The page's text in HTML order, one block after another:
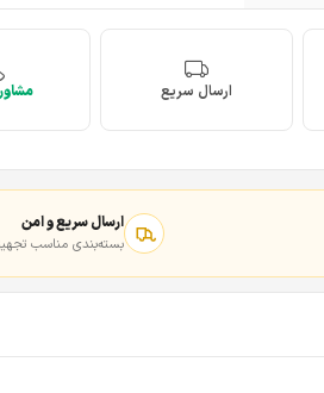
ارسال سریع
ارسال سریع و امن
بسته‌بندی مناسب